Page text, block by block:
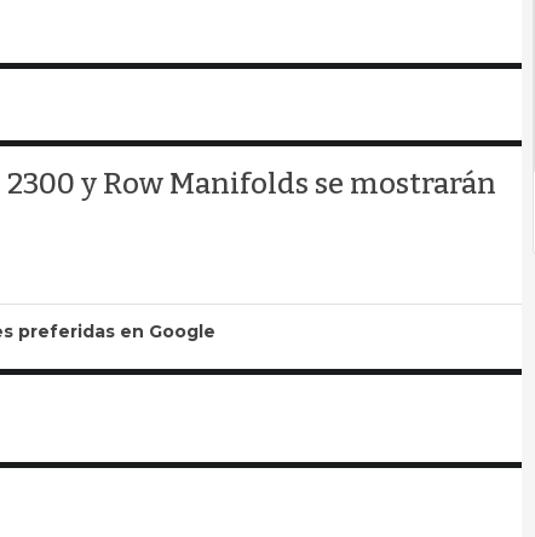
y Row Manifolds se mostrarán
preferidas en Google